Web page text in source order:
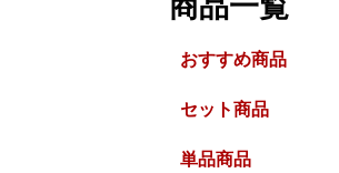
商品一覧
おすすめ商品
セット商品
単品商品